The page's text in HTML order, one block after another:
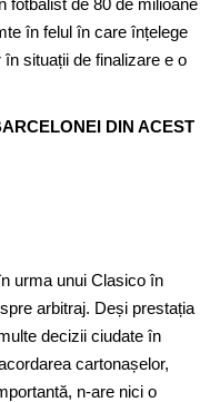
fotbalist de 80 de milioane
în felul în care înțelege
situații de finalizare e o
DIN ACEST
urma unui Clasico în
arbitraj. Deși prestația
decizii ciudate în
cartonașelor,
n-are nici o